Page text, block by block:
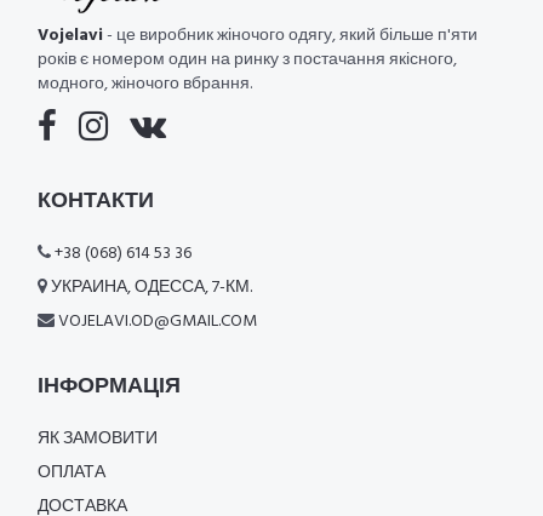
Vojelavi- це виробник жіночого одягу, який більше п'яти
років є номером один на ринку з постачання якісного,
модного, жіночого вбрання.
КОНТАКТИ
+38 (068) 614 53 36
УКРАИНА, ОДЕССА, 7-КМ.
VOJELAVI.OD@GMAIL.COM
ІНФОРМАЦІЯ
ЯК ЗАМОВИТИ
ОПЛАТА
ДОСТАВКА